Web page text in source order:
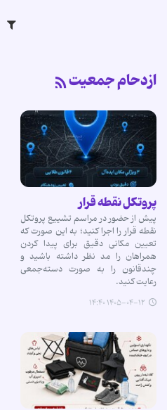
ازدحام جمعیت
پروتکل نقطه قرار
پیش از حضور در مراسم تشییع پروتکل
نقطه قرار را اجرا کنید؛ به این صورت که
تعیین مکانی دقیق برای پیدا کردن
همراهان را مد نظر داشته باشید و
چندقانون را به صورت دسته‌جمعی
رعایت کنید.
۱۴۰۵-۰۴-۱۲ ۱۴:۴۰